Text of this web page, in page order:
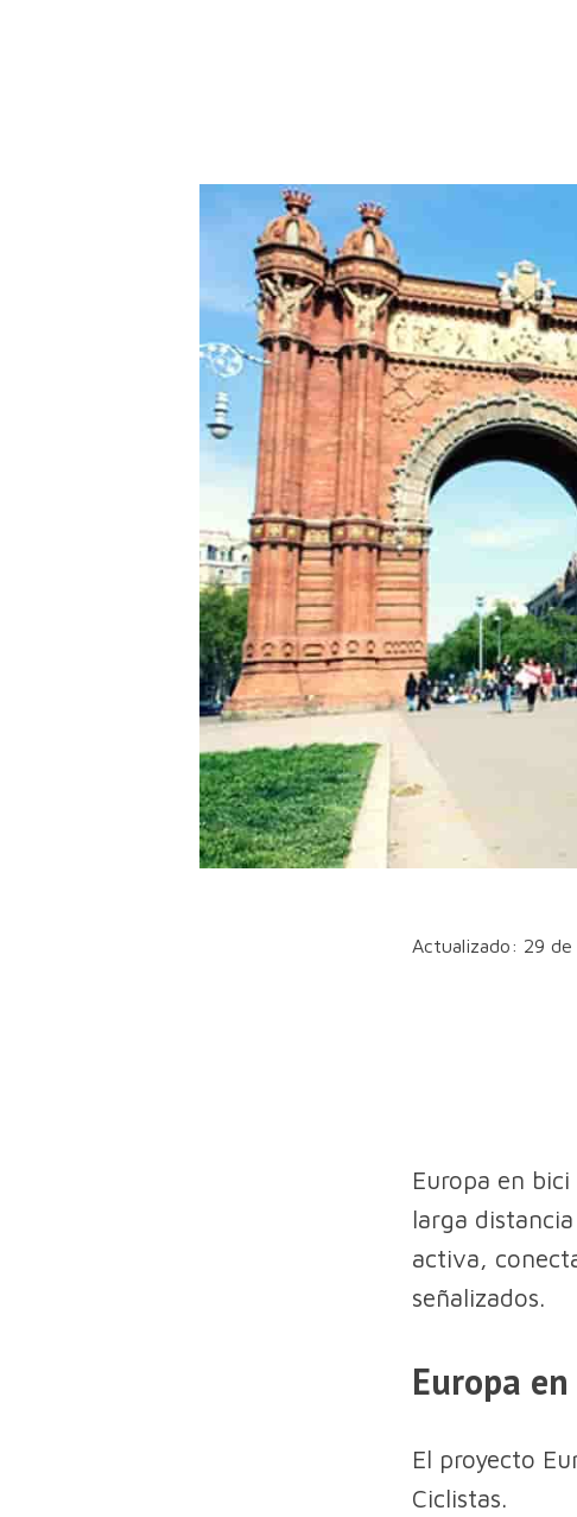
Actualizado: 29
Europa en
larga
activa,
señalizados.
Europa
El proyecto
Ciclistas.